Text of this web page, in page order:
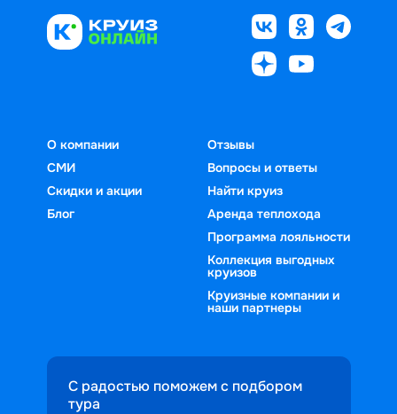
О компании
СМИ
Скидки и акции
Блог
Отзывы
Вопросы и ответы
Найти круиз
Аренда теплохода
Программа лояльности
Коллекция выгодных
круизов
Круизные компании и
наши партнеры
С радостью поможем с подбором
тура